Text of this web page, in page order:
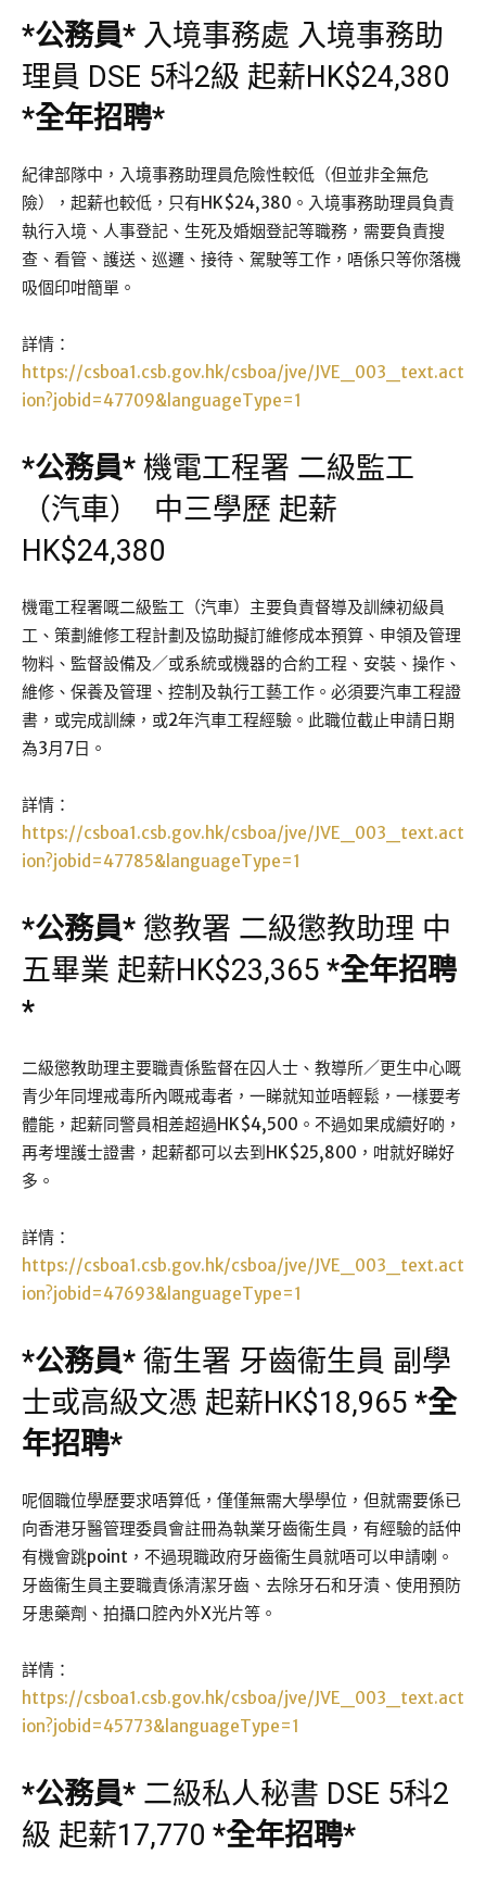
*公務員* 入境事務處 入境事務助
理員 DSE 5科2級 起薪HK$24,380
*全年招聘*
紀律部隊中，入境事務助理員危險性較低（但並非全無危
險），起薪也較低，只有HK$24,380。入境事務助理員負責
執行入境、人事登記、生死及婚姻登記等職務，需要負責搜
查、看管、護送、巡邏、接待、駕駛等工作，唔係只等你落機
吸個印咁簡單。
詳情：
https://csboa1.csb.gov.hk/csboa/jve/JVE_003_text.act
ion?jobid=47709&languageType=1
*公務員* 機電工程署 二級監工
（汽車） 中三學歷 起薪
HK$24,380
機電工程署嘅二級監工（汽車）主要負責督導及訓練初級員
工、策劃維修工程計劃及協助擬訂維修成本預算、申領及管理
物料、監督設備及／或系統或機器的合約工程、安裝、操作、
維修、保養及管理、控制及執行工藝工作。必須要汽車工程證
書，或完成訓練，或2年汽車工程經驗。此職位截止申請日期
為3月7日。
詳情：
https://csboa1.csb.gov.hk/csboa/jve/JVE_003_text.act
ion?jobid=47785&languageType=1
*公務員* 懲教署 二級懲教助理 中
五畢業 起薪HK$23,365 *全年招聘
*
二級懲教助理主要職責係監督在囚人士、教導所／更生中心嘅
青少年同埋戒毒所內嘅戒毒者，一睇就知並唔輕鬆，一樣要考
體能，起薪同警員相差超過HK$4,500。不過如果成續好啲，
再考埋護士證書，起薪都可以去到HK$25,800，咁就好睇好
多。
詳情：
https://csboa1.csb.gov.hk/csboa/jve/JVE_003_text.act
ion?jobid=47693&languageType=1
*公務員* 衞生署 牙齒衞生員 副學
士或高級文憑 起薪HK$18,965 *全
年招聘*
呢個職位學歷要求唔算低，僅僅無需大學學位，但就需要係已
向香港牙醫管理委員會註冊為執業牙齒衞生員，有經驗的話仲
有機會跳point，不過現職政府牙齒衞生員就唔可以申請喇。
牙齒衞生員主要職責係清潔牙齒、去除牙石和牙漬、使用預防
牙患藥劑、拍攝口腔內外X光片等。
詳情：
https://csboa1.csb.gov.hk/csboa/jve/JVE_003_text.act
ion?jobid=45773&languageType=1
*公務員* 二級私人秘書 DSE 5科2
級 起薪17,770 *全年招聘*